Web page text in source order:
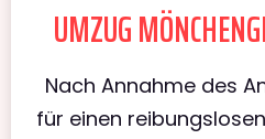
UMZUG
Nach Annahme des
für einen